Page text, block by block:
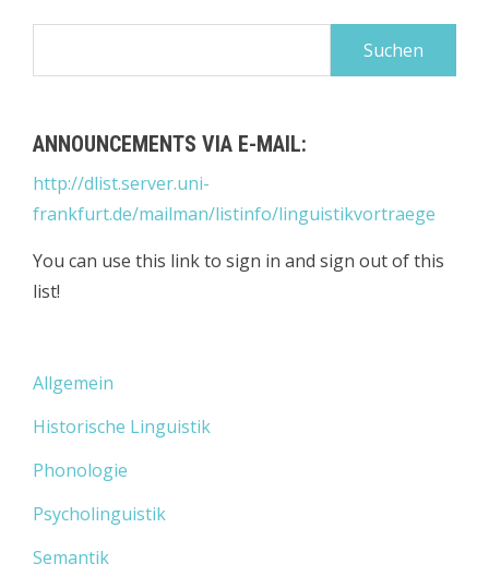
ANNOUNCEMENTS VIA E-MAIL:
http://dlist.server.uni-
frankfurt.de/mailman/listinfo/linguistikvortraege
You can use this link to sign in and sign out of this
list!
Allgemein
Historische Linguistik
Phonologie
Psycholinguistik
Semantik